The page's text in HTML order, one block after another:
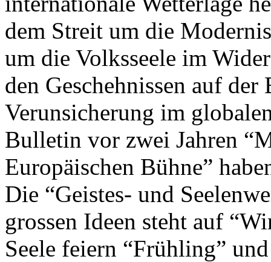
dem Streit um die
um die Volksseele im
den Geschehnissen auf
Verunsicherung im
Bulletin vor zwei Jahren
Europäischen Bühne”
Die “Geistes- und
grossen Ideen steht auf
Seele feiern “Frühling”